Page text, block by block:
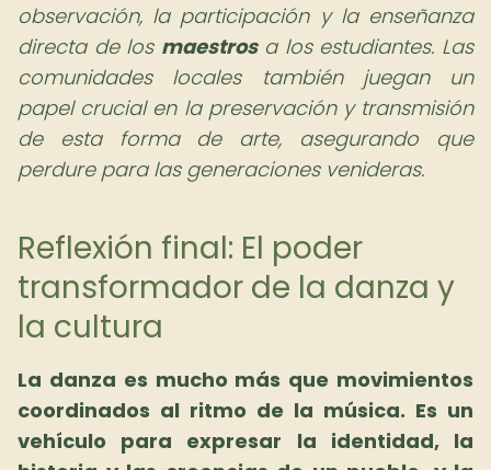
observación, la participación y la enseñanza
directa de los maestrosa los estudiantes. Las
comunidades locales también juegan un
papel crucial en la preservación y transmisión
de esta forma de arte, asegurando que
perdure para las generaciones venideras.
Reflexión final: El poder
transformador de la danza y
la cultura
La danza es mucho más que movimientos
coordinados al ritmo de la música. Es un
vehículo para expresar la identidad, la